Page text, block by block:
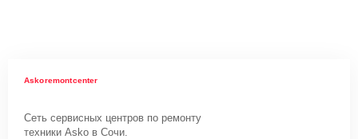
Askoremontcenter
Сеть сервисных центров по ремонту
техники Asko в Сочи.